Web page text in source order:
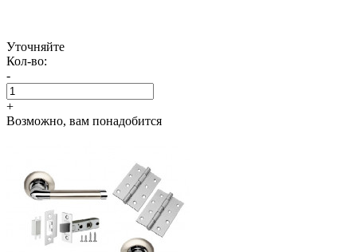
Уточняйте
Кол-во:
-
+
Возможно, вам понадобится